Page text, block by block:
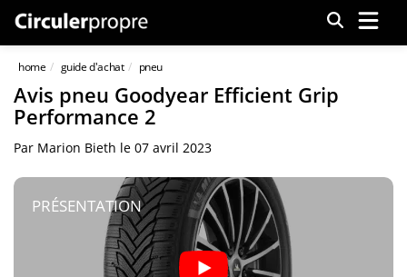
Menu
home guide d'achat pneu
Avis pneu Goodyear Efficient Grip
Performance 2
Par Marion Bieth le 07 avril 2023
PRÉSENTATION